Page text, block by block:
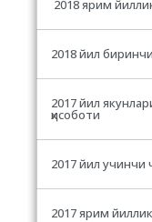
2018 ярим
2018 йил
2017 йил
ҳисоботи
2017 йил учинчи
2017 ярим